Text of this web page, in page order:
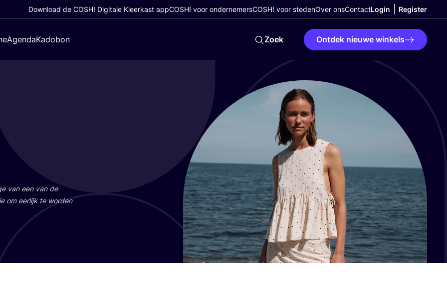
Download de COSH! Digitale Kleerkast appCOSH! voor ondernemersCOSH! voor stedenOver onsContactLogin Register
AgendaKadobon Zoek Ontdek nieuwe winkels
van een van de
om eer­lijk te wor­den